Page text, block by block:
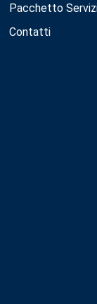
Pacchetto
Contatti